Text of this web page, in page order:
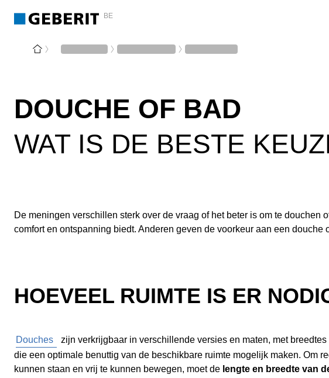
BE
DOUCHE OF BAD
WAT IS DE BESTE
De meningen verschillen sterk over de vraag of het beter is om te
comfort en ontspanning biedt. Anderen geven de voorkeur aan een
HOEVEEL RUIMTE IS ER
Douches
zijn verkrijgbaar in verschillende versies en maten, met
die een optimale benuttig van de beschikbare ruimte mogelijk maken. Om
kunnen staan en vrij te kunnen bewegen, moet de lengte en breedte van